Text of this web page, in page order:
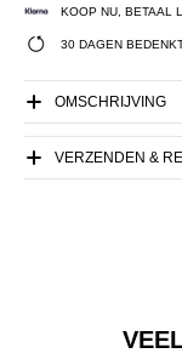
KOOP NU, BETAAL
30 DAGEN
OMSCHRIJVING
VERZENDEN &